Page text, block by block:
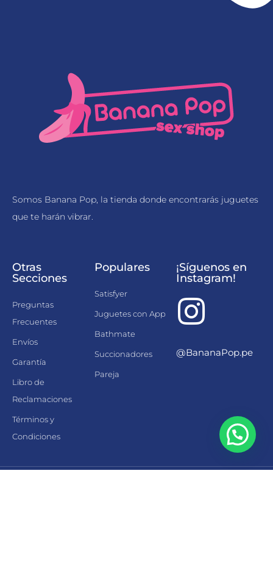
Somos Banana Pop, la tienda donde encontrarás juguetes
que te harán vibrar.
Otras
Secciones
Preguntas
Frecuentes
Envíos
Garantía
Libro de
Reclamaciones
Términos y
Condiciones
Populares
Satisfyer
Juguetes con App
Bathmate
Succionadores
Pareja
¡Síguenos en
Instagram!
@BananaPop.pe